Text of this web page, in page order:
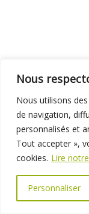
Nous
Nous utilisons
de navigation,
personnalisés et
Tout accepter »,
cookies. Lire
Personnaliser
01 69 31 72
Espace